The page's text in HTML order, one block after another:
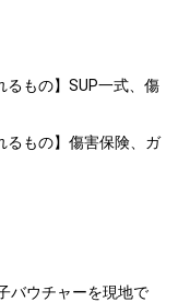
るもの】SUP一式、傷
るもの】傷害保険、ガ
バウチャーを現地で